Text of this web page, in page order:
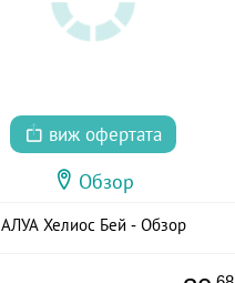
виж офертата
Обзор
АЛУА Хелиос Бей - Обзор